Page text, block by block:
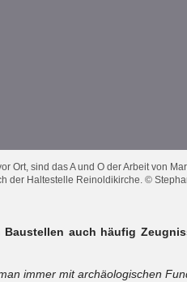
Ort, sind das A und O der Arbeit von
der Haltestelle Reinoldikirche. ©
auch häufig
immer mit archäologischen